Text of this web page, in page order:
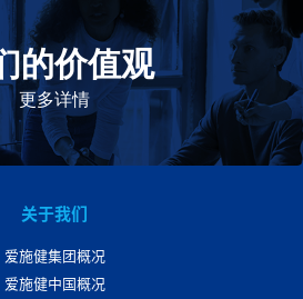
的价值观
更多详情
健存立和发展的基石。集团上下以
实现集团目标而共同奋斗。
关于我们
爱施健集团概况
爱施健中国概况